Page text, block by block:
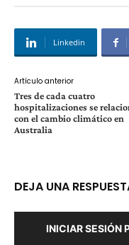
Linkedin
Artículo anterior
Tres de cada cuatro
hospitalizaciones se
con el cambio climático en
Australia
DEJA UNA
INICIAR SESIÓN